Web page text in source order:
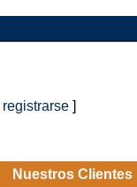
registrarse]
Nuestros Clientes